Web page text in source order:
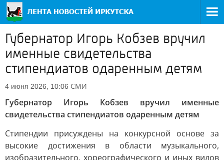
Губернатор Игорь Кобзев вручил
именные свидетельства
стипендиатов одаренным детям
4 июня 2026, 10:06 СМИ
Губернатор Игорь Кобзев вручил именные
свидетельства стипендиатов одаренным детям
Стипендии присуждены на конкурсной основе за
высокие достижения в области музыкального,
изобразительного, хореографического и иных видов